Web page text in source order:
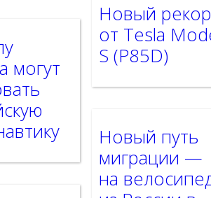
Новый
от Tesla
S (P85D)
Новый путь
миграции —
на